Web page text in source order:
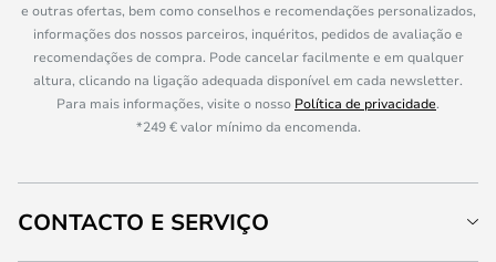
e outras ofertas, bem como conselhos e recomendações personalizados,
informações dos nossos parceiros, inquéritos, pedidos de avaliação e
recomendações de compra. Pode cancelar facilmente e em qualquer
altura, clicando na ligação adequada disponível em cada newsletter.
Para mais informações, visite o nosso Política de privacidade.
*249 € valor mínimo da encomenda.
CONTACTO E SERVIÇO